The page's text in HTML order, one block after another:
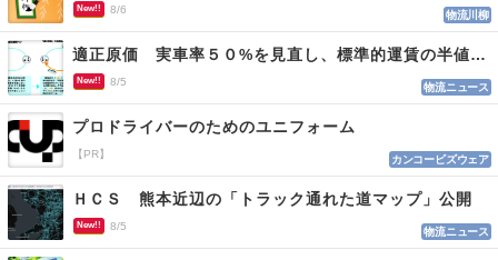
New!! 8/6 物流川柳
適正原価 実車率５０%を見直し、標準的運賃の半値の恐れも
New!! 8/5 物流ニュース
プロドライバーのためのユニフォーム
【PR】 カンコービズウェア
ＨＣＳ 熊本近辺の「トラック通れた道マップ」公開
New!! 8/5 物流ニュース